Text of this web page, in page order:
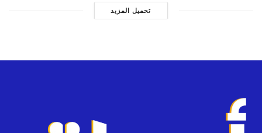
تحميل المزيد